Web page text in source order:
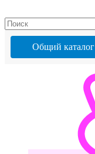
Общий каталог